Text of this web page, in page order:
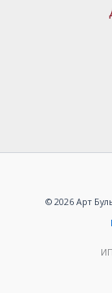
© 2026 Арт